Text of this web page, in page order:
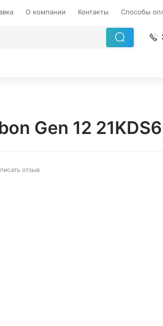
О компании Контакты Способы
Gen 12
отзыв